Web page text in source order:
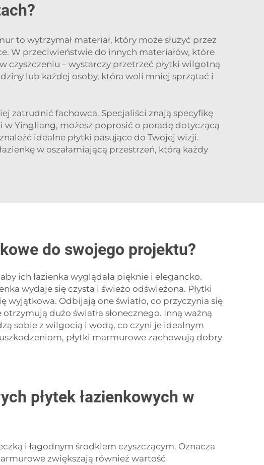
to wytrzymał materiał, który może służyć przez
W przeciwieństwie do innych materiałów, które
czyszczeniu – wystarczy przetrzeć płytki wilgotną
lub każdej osoby, która woli mniej sprzątać i
zatrudnić fachowca. Specjaliści znają specyfikę
w Yingliang, możesz poprosić o poradę dotyczącą
idealne płytki pasujące do Twojej wizji.
w oszałamiającą przestrzeń, którą każdy
do swojego projektu?
ich łazienka wyglądała pięknie i elegancko.
wydaje się czysta i świeżo odświeżona. Płytki
wyjątkowa. Odbijają one światło, co przyczynia się
dużo światła słonecznego. Inną ważną
sobie z wilgocią i wodą, co czyni je idealnym
płytki marmurowe zachowują dobry
płytek łazienkowych w
i łagodnym środkiem czyszczącym. Oznacza
zwiększają również wartość